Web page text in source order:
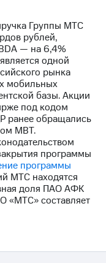
Группы МТС
рублей,
— на 6,4%
одной
рынка
мобильных
базы. Акции
под кодом
ранее обращались
MBT.
программы
программы
МТС находятся
доля ПАО АФК
«МТС» составляет